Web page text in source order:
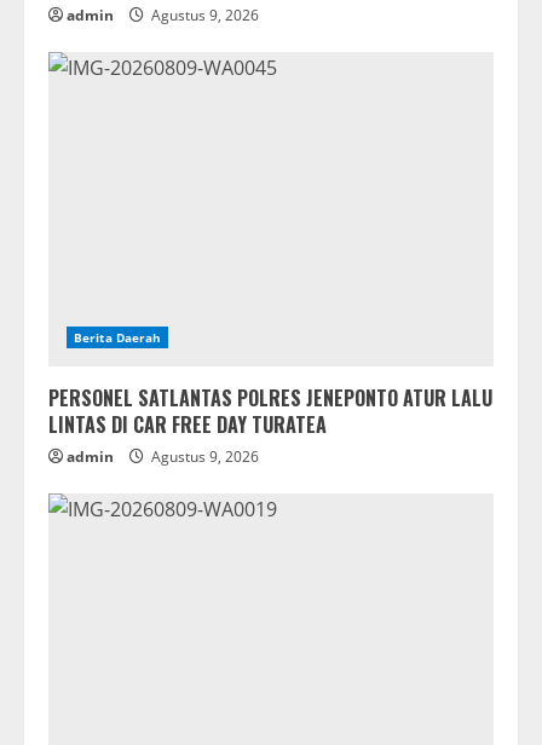
admin Agustus 9, 2026
Berita Daerah
PERSONEL SATLANTAS POLRES JENEPONTO ATUR LALU
LINTAS DI CAR FREE DAY TURATEA
admin Agustus 9, 2026